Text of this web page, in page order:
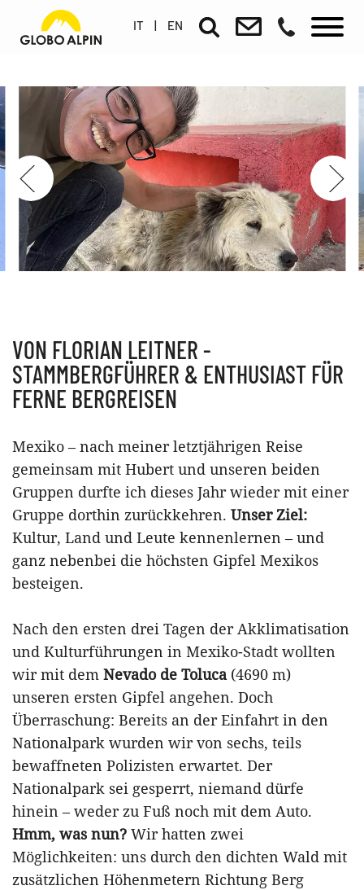
IT | EN
VON FLORIAN LEITNER -
STAMMBERGFÜHRER & ENTHUSIAST FÜR
FERNE BERGREISEN
Mexiko – nach meiner letztjährigen Reise
gemeinsam mit Hubert und unseren beiden
Gruppen durfte ich dieses Jahr wieder mit einer
Gruppe dorthin zurückkehren. Unser Ziel:
Kultur, Land und Leute kennenlernen – und
ganz nebenbei die höchsten Gipfel Mexikos
besteigen.
Nach den ersten drei Tagen der Akklimatisation
und Kulturführungen in Mexiko-Stadt wollten
wir mit dem Nevado de Toluca (4690 m)
unseren ersten Gipfel angehen. Doch
Überraschung: Bereits an der Einfahrt in den
Nationalpark wurden wir von sechs, teils
bewaffneten Polizisten erwartet. Der
Nationalpark sei gesperrt, niemand dürfe
hinein – weder zu Fuß noch mit dem Auto.
Hmm, was nun? Wir hatten zwei
Möglichkeiten: uns durch den dichten Wald mit
zusätzlichen Höhenmetern Richtung Berg